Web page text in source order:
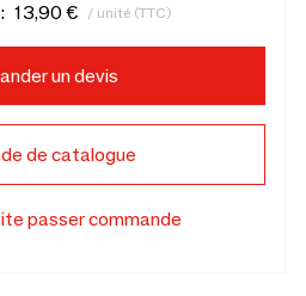
13,90 € / unité (TTC)
un devis
de catalogue
passer commande